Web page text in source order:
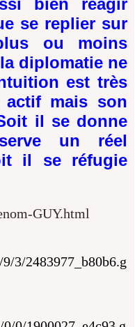
bien réagir
se replier sur
ou moins
diplomatie ne
est très
actif mais son
il se donne
un réel
il se réfugie
GUY.html